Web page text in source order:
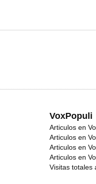
VoxPopuli
Articulos en
Articulos en
Articulos en
Articulos en
Visitas totales